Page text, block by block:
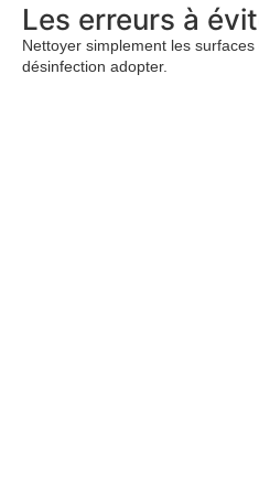
Les erreurs à
Nettoyer simplement les
désinfection adopter.